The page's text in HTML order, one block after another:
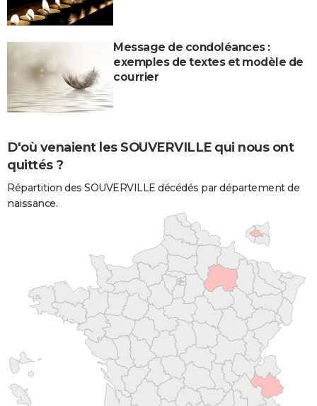
Message de condoléances :
exemples de textes et modèle de
courrier
D'où venaient les SOUVERVILLE qui nous ont
quittés ?
Répartition des SOUVERVILLE décédés par département de
naissance.